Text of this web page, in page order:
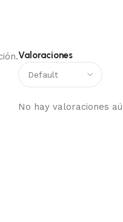
Valoraciones
No hay valoraciones